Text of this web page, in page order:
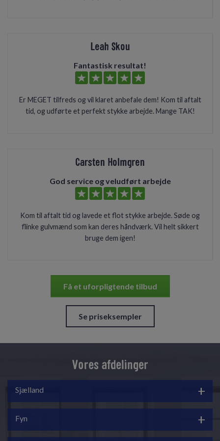
Leah Skou
Fantastisk resultat!
Er MEGET tilfreds og vil klaret anbefale dem! Kom til aftalt
tid, og udførte et perfekt stykke arbejde. Mange TAK!
Carsten Holmgren
God service og veludført arbejde
Kom til aftalt tid og lavede et flot stykke arbejde. Søde og
flinke gulvmænd som kan deres håndværk. Vil helt sikkert
bruge dem igen!
Få et uforpligtende tilbud
Se priseksempler
Vores afdelinger
Sjælland
GKservices hovedkontor er beliggende i Skovlunde.
Fra vores hovedkontor besvarer vi alle kundeopkald. Vi
Fyn